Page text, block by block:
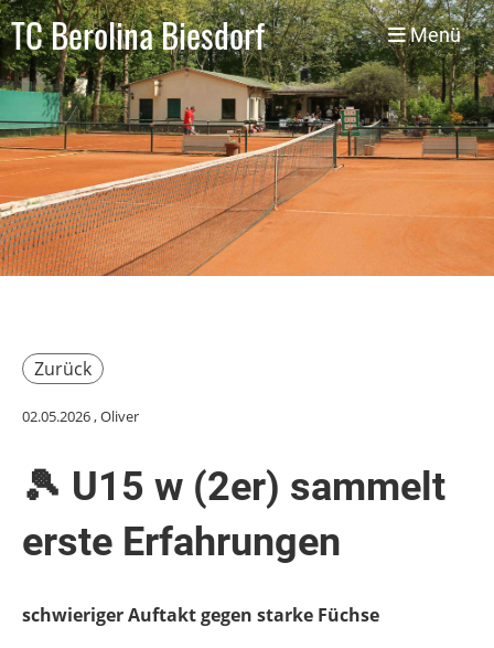
TC Berolina Biesdorf Menü
Zurück
02.05.2026, Oliver
🎾 U15 w (2er) sammelt
erste Erfahrungen
schwieriger Auftakt gegen starke Füchse